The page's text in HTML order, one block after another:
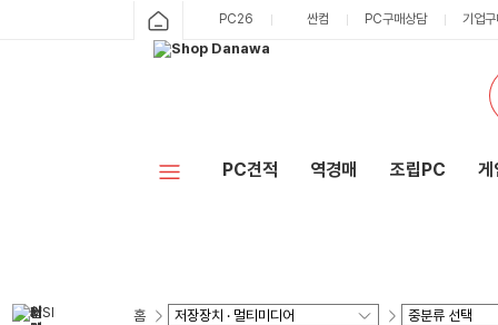
PC26 싼컴 PC구매상담 기업
PC견적 역경매 조립PC 게
홈